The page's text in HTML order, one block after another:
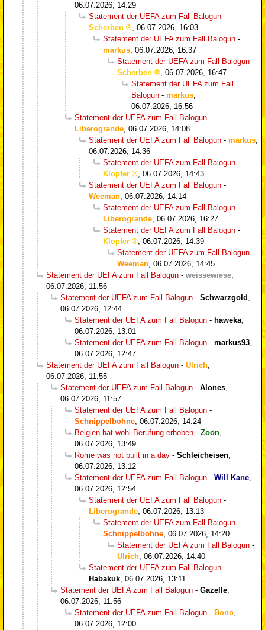
06.07.2026, 14:29
Statement der UEFA zum Fall Balogun -
Scherben
, 06.07.2026, 16:03
Statement der UEFA zum Fall Balogun -
markus, 06.07.2026, 16:37
Statement der UEFA zum Fall Balogun -
Scherben
, 06.07.2026, 16:47
Statement der UEFA zum Fall
Balogun - markus,
06.07.2026, 16:56
Statement der UEFA zum Fall Balogun -
Liberogrande, 06.07.2026, 14:08
Statement der UEFA zum Fall Balogun - markus,
06.07.2026, 14:36
Statement der UEFA zum Fall Balogun -
Klopfer
, 06.07.2026, 14:43
Statement der UEFA zum Fall Balogun -
Weeman, 06.07.2026, 14:14
Statement der UEFA zum Fall Balogun -
Liberogrande, 06.07.2026, 16:27
Statement der UEFA zum Fall Balogun -
Klopfer
, 06.07.2026, 14:39
Statement der UEFA zum Fall Balogun -
Weeman, 06.07.2026, 14:45
Statement der UEFA zum Fall Balogun - weissewiese,
06.07.2026, 11:56
Statement der UEFA zum Fall Balogun - Schwarzgold ,
06.07.2026, 12:44
Statement der UEFA zum Fall Balogun - haweka,
06.07.2026, 13:01
Statement der UEFA zum Fall Balogun - markus93,
06.07.2026, 12:47
Statement der UEFA zum Fall Balogun - Ulrich,
06.07.2026, 11:55
Statement der UEFA zum Fall Balogun - Alones,
06.07.2026, 11:57
Statement der UEFA zum Fall Balogun -
Schnippelbohne, 06.07.2026, 14:24
Belgien hat wohl Berufung erhoben - Zoon,
06.07.2026, 13:49
Rome was not built in a day - Schleicheisen,
06.07.2026, 13:12
Statement der UEFA zum Fall Balogun - Will Kane,
06.07.2026, 12:54
Statement der UEFA zum Fall Balogun -
Liberogrande, 06.07.2026, 13:13
Statement der UEFA zum Fall Balogun -
Schnippelbohne, 06.07.2026, 14:20
Statement der UEFA zum Fall Balogun -
Ulrich, 06.07.2026, 14:40
Statement der UEFA zum Fall Balogun -
Habakuk, 06.07.2026, 13:11
Statement der UEFA zum Fall Balogun - Gazelle,
06.07.2026, 11:56
Statement der UEFA zum Fall Balogun - Bono,
06.07.2026, 12:00